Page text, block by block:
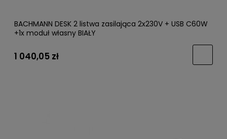
BACHMANN DESK 2 listwa zasilająca 2x230V + USB C60W
+1x moduł własny BIAŁY
1 040,05 zł